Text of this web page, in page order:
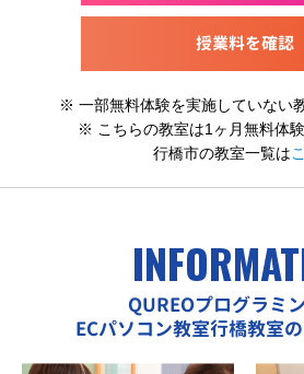
授業料を確認
※ 一部無料体験を実施していない
※ こちらの教室は1ヶ月無料体験
行橋市の教室一覧は
QUREOプログラミ
ECパソコン教室行橋教室